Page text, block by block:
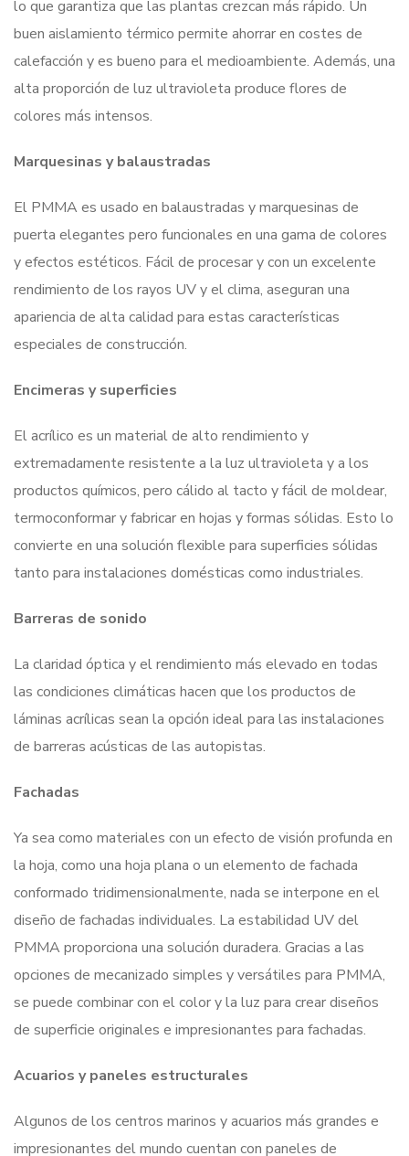
lo que garantiza que las plantas crezcan más rápido. Un
buen aislamiento térmico permite ahorrar en costes de
calefacción y es bueno para el medioambiente. Además, una
alta proporción de luz ultravioleta produce flores de
colores más intensos.
Marquesinas y balaustradas
El PMMA es usado en balaustradas y marquesinas de
puerta elegantes pero funcionales en una gama de colores
y efectos estéticos. Fácil de procesar y con un excelente
rendimiento de los rayos UV y el clima, aseguran una
apariencia de alta calidad para estas características
especiales de construcción.
Encimeras y superficies
El acrílico es un material de alto rendimiento y
extremadamente resistente a la luz ultravioleta y a los
productos químicos, pero cálido al tacto y fácil de moldear,
termoconformar y fabricar en hojas y formas sólidas. Esto lo
convierte en una solución flexible para superficies sólidas
tanto para instalaciones domésticas como industriales.
Barreras de sonido
La claridad óptica y el rendimiento más elevado en todas
las condiciones climáticas hacen que los productos de
láminas acrílicas sean la opción ideal para las instalaciones
de barreras acústicas de las autopistas.
Fachadas
Ya sea como materiales con un efecto de visión profunda en
la hoja, como una hoja plana o un elemento de fachada
conformado tridimensionalmente, nada se interpone en el
diseño de fachadas individuales. La estabilidad UV del
PMMA proporciona una solución duradera. Gracias a las
opciones de mecanizado simples y versátiles para PMMA,
se puede combinar con el color y la luz para crear diseños
de superficie originales e impresionantes para fachadas.
Acuarios y paneles estructurales
Algunos de los centros marinos y acuarios más grandes e
impresionantes del mundo cuentan con paneles de